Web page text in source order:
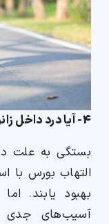
4- آیا درد داخل زانو بدون درمان خوب می‌شود؟
بستگی به علت
التهاب بورس با
بهبود یابند.
آسیب‌های جدی